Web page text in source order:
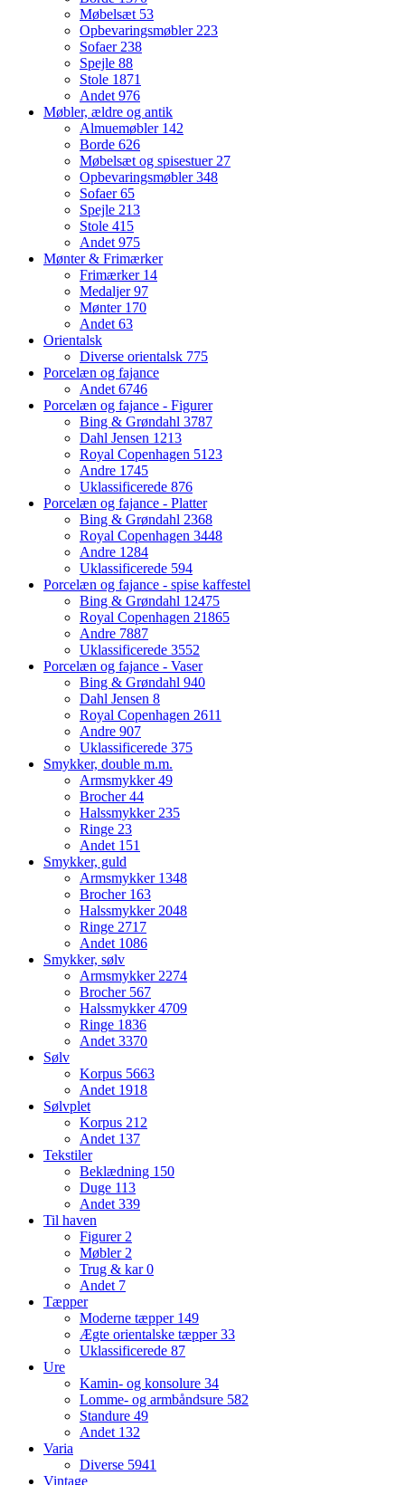
Møbelsæt 53
Opbevaringsmøbler223
Sofaer238
Spejle 88
Stole 1871
Andet976
Møbler, ældre og antik
Almuemøbler 142
Borde 626
Møbelsæt og spisestuer27
Opbevaringsmøbler348
Sofaer65
Spejle 213
Stole 415
Andet975
Mønter & Frimærker
Frimærker 14
Medaljer97
Mønter 170
Andet63
Orientalsk
Diverse orientalsk 775
Porcelæn og fajance
Andet6746
Porcelæn og fajance - Figurer
Bing & Grøndahl 3787
Dahl Jensen 1213
Royal Copenhagen 5123
Andre 1745
Uklassificerede 876
Porcelæn og fajance - Platter
Bing & Grøndahl 2368
Royal Copenhagen 3448
Andre 1284
Uklassificerede 594
Porcelæn og fajance - spise kaffestel
Bing & Grøndahl 12475
Royal Copenhagen 21865
Andre 7887
Uklassificerede 3552
Porcelæn og fajance - Vaser
Bing & Grøndahl 940
Dahl Jensen 8
Royal Copenhagen 2611
Andre 907
Uklassificerede 375
Smykker, double m.m.
Armsmykker49
Brocher44
Halssmykker235
Ringe 23
Andet 151
Smykker, guld
Armsmykker 1348
Brocher 163
Halssmykker2048
Ringe 2717
Andet 1086
Smykker, sølv
Armsmykker2274
Brocher 567
Halssmykker4709
Ringe 1836
Andet3370
Sølv
Korpus 5663
Andet 1918
Sølvplet
Korpus 212
Andet 137
Tekstiler
Beklædning 150
Duge 113
Andet339
Til haven
Figurer2
Møbler2
Trug & kar0
Andet 7
Tæpper
Moderne tæpper 149
Ægte orientalske tæpper33
Uklassificerede 87
Ure
Kamin- og konsolure 34
Lomme- og armbåndsure 582
Standure 49
Andet 132
Varia
Diverse 5941
Vintage